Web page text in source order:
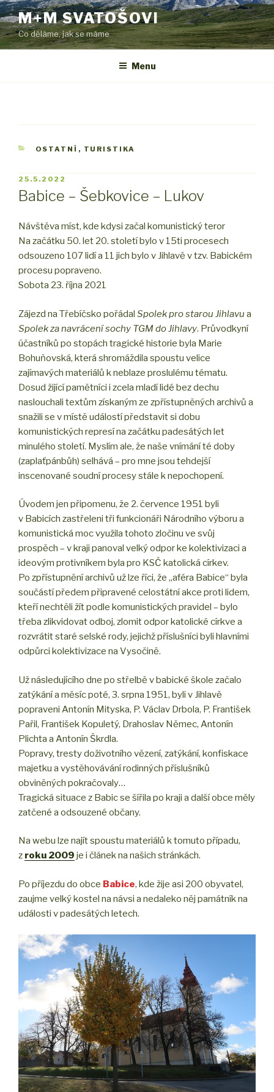
Přejít
k
obsahu
webu
M+M SVATOŠOVI
Co děláme, jak se máme
Menu
RUBRIKY
OSTATNÍ , TURISTIKA
PUBLIKOVÁNO
25.5.2022
Babice – Šebkovice – Lukov
Návštěva míst, kde kdysi začal komunistický teror
Na začátku 50. let 20. století bylo v 15ti procesech
odsouzeno 107 lidí a 11 jich bylo v Jihlavě v tzv. Babickém
procesu popraveno.
Sobota 23. října 2021
Zájezd na Třebíčsko pořádal Spolek pro starou Jihlavu a
Spolek za navrácení sochy TGM do Jihlavy. Průvodkyní
účastníků po stopách tragické historie byla Marie
Bohuňovská, která shromáždila spoustu velice
zajímavých materiálů k neblaze proslulému tématu.
Dosud žijící pamětníci i zcela mladí lidé bez dechu
naslouchali textům získaným ze zpřístupněných archivů a
snažili se v místě událostí představit si dobu
komunistických represí na začátku padesátých let
minulého století. Myslím ale, že naše vnímání té doby
(zaplaťpánbůh) selhává – pro mne jsou tehdejší
inscenované soudní procesy stále k nepochopení.
Úvodem jen připomenu, že 2. července 1951 byli
v Babicích zastřeleni tři funkcionáři Národního výboru a
komunistická moc využila tohoto zločinu ve svůj
prospěch – v kraji panoval velký odpor ke kolektivizaci a
ideovým protivníkem byla pro KSČ katolická církev.
Po zpřístupnění archivů už lze říci, že „aféra Babice“ byla
součástí předem připravené celostátní akce proti lidem,
kteří nechtěli žít podle komunistických pravidel – bylo
třeba zlikvidovat odboj, zlomit odpor katolické církve a
rozvrátit staré selské rody, jejichž příslušníci byli hlavními
odpůrci kolektivizace na Vysočině.
Už následujícího dne po střelbě v babické škole začalo
zatýkání a měsíc poté, 3. srpna 1951, byli v Jihlavě
popraveni Antonín Mityska, P. Václav Drbola, P. František
Pařil, František Kopuletý, Drahoslav Němec, Antonín
Plichta a Antonín Škrdla.
Popravy, tresty doživotního vězení, zatýkání, konfiskace
majetku a vystěhovávání rodinných příslušníků
obviněných pokračovaly…
Tragická situace z Babic se šířila po kraji a další obce měly
zatčené a odsouzené občany.
Na webu lze najít spoustu materiálů k tomuto případu,
z roku 2009 je i článek na našich stránkách.
Po příjezdu do obce Babice, kde žije asi 200 obyvatel,
zaujme velký kostel na návsi a nedaleko něj památník na
události v padesátých letech.